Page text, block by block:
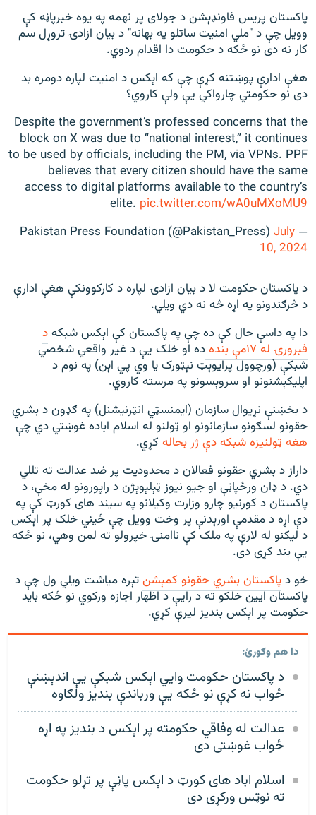
پاکستان پريس فاونډېشن د جولای پر نهمه په يوه خبرپاڼه کې
وويل چې د "ملي امنيت ساتلو په بهانه" د بیان ازادۍ تروړل سم
کار نه دی نو ځکه د حکومت دا اقدام ردوي.
هغې ادارې پوښتنه کړې چې که اېکس د امنيت لپاره دومره بد
دی نو حکومتي چارواکي يې ولې کاروي؟
Despite the government’s professed concerns that the
block on X was due to “national interest,” it continues
to be used by officials, including the PM, via VPNs. PPF
believes that every citizen should have the same
access to digital platforms available to the country’s
elite. pic.twitter.com/wA0uMXoMU9
— Pakistan Press Foundation (@Pakistan_Press)
July
10, 2024
د پاکستان حکومت لا د بیان ازادۍ لپاره د کارکوونکې هغې ادارې
د څرګندونو په اړه څه نه دي ویلي.
دا په داسې حال کې ده چې په پاکستان کې اېکس شبکهد
فبرورۍ له ۱۷مې بنده
ده او خلک یې د غیر واقعي شخصي
شبکې (ورچوول پرایوېټ نېټورک یا وي پي اېن) په نوم د
اپلیکېشنونو او سروېسونو په مرسته کاروي.
د بخښنې نړیوال سازمان (ایمنسټي انټرنیشنل) په ګډون د بشري
حقونو لسګونو سازمانونو او ټولنو له اسلام اباده غوښتي دي چې
هغه ټولنیزه شبکه دې ژر بحاله کړي.
داراز د بشري حقونو فعالان د محدودیت پر ضد عدالت ته تللي
دي. د ډان ورځپاڼې او جيو نيوز ټېلېوېژن د راپورونو له مخې، د
پاکستان د کورنيو چارو وزارت وکيلانو په سيند های کورټ کې په
دې اړه د مقدمې اورېدنې پر وخت وويل چې ځيني خلک پر اېکس
د ليکنو له لارې په ملک کې ناامنۍ خپرولو ته لمن وهي، نو ځکه
یې بند کړی دی.
خو دپاکستان بشري حقونو کمېشنتېره میاشت ويلي ول چې د
پاکستان ايين خلکو ته د رایې د اظهار اجازه ورکوي نو ځکه بايد
حکومت پر اېکس بندیز ليرې کړي.
دا هم وګورئ:
د پاکستان حکومت وايي اېکس شبکې یې اندېښنې
ځواب نه کړې نو ځکه یې ورباندې بندیز ولګاوه
عدالت له وفاقي حکومته پر اېکس د بندیز په اړه
ځواب غوښتی دی
اسلام اباد های کورټ د اېکس پاڼې پر تړلو حکومت
ته نوټس ورکړی دی